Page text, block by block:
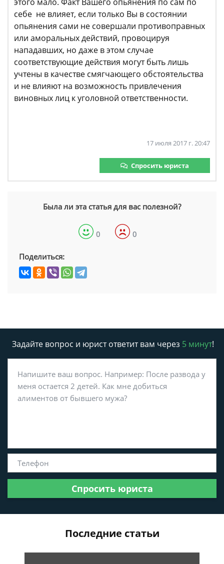
себе не влияет, если только Вы в состоянии
опьянения сами не совершали противоправных
или аморальных действий, провоцируя
нападавших, но даже в этом случае
соответствующие действия могут быть лишь
учтены в качестве смягчающего обстоятельства
и не влияют на возможность привлечения
виновных лиц к уголовной ответственности.
17 июля 2017 г. 20:47
Спросить юриста
Была ли эта статья для вас полезной?
0 0
Поделиться:
Задайте вопрос и юрист ответит вам через 5 минут!
Спросить юриста
Последние статьи